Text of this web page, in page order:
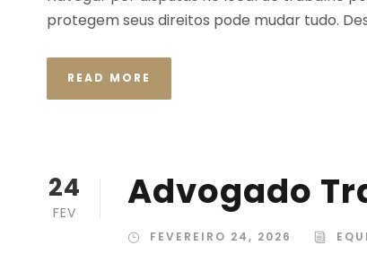
protegem seus direitos pode mudar tudo.
READ MORE
24
FEV Advogado
FEVEREIRO 24, 2026